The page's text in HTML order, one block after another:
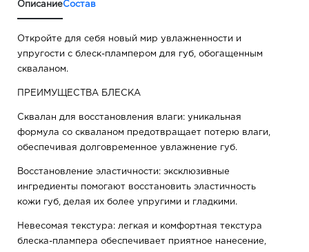
ОписаниеСостав
Откройте для себя новый мир увлажненности и
упругости с блеск-плампером для губ, обогащенным
скваланом.
ПРЕИМУЩЕСТВА БЛЕСКА
Сквалан для восстановления влаги: уникальная
формула со скваланом предотвращает потерю влаги,
обеспечивая долговременное увлажнение губ.
Восстановление эластичности: эксклюзивные
ингредиенты помогают восстановить эластичность
кожи губ, делая их более упругими и гладкими.
Невесомая текстура: легкая и комфортная текстура
блеска-плампера обеспечивает приятное нанесение,